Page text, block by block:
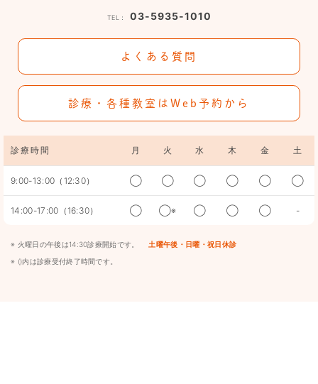
TEL： 03-5935-1010
よくある質問
診療・各種教室はWeb予約から
診療時間 月 火 水 木 金 土
9:00-13:00（12:30） ◯ ◯ ◯ ◯ ◯ ◯
14:00-17:00（16:30） ◯ ◯※ ◯ ◯ ◯ -
※ 火曜日の午後は14:30診療開始です。 土曜午後・日曜・祝日休診
※ ()内は診療受付終了時間です。